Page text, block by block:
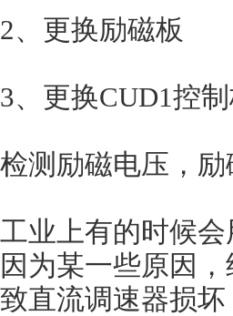
2、更换励磁板
3、更换CUD1控制
检测励磁电压，励
工业上有的时候
因为某一些原因
致直流调速器损